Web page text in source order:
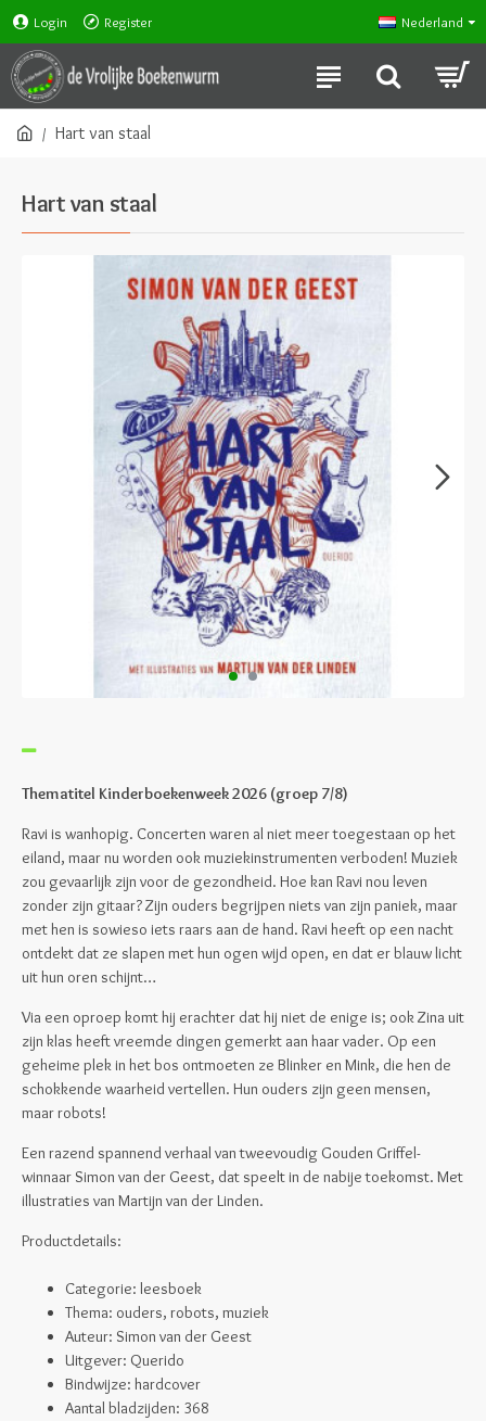
Login Register Nederland
Hart van staal
Hart van staal
Thematitel Kinderboekenweek 2026 (groep 7/8)
Ravi is wanhopig. Concerten waren al niet meer toegestaan op het
eiland, maar nu worden ook muziekinstrumenten verboden! Muziek
zou gevaarlijk zijn voor de gezondheid. Hoe kan Ravi nou leven
zonder zijn gitaar? Zijn ouders begrijpen niets van zijn paniek, maar
met hen is sowieso iets raars aan de hand. Ravi heeft op een nacht
ontdekt dat ze slapen met hun ogen wijd open, en dat er blauw licht
uit hun oren schijnt…
Via een oproep komt hij erachter dat hij niet de enige is; ook Zina uit
zijn klas heeft vreemde dingen gemerkt aan haar vader. Op een
geheime plek in het bos ontmoeten ze Blinker en Mink, die hen de
schokkende waarheid vertellen. Hun ouders zijn geen mensen,
maar robots!
Een razend spannend verhaal van tweevoudig Gouden Griffel-
winnaar Simon van der Geest, dat speelt in de nabije toekomst. Met
illustraties van Martijn van der Linden.
Productdetails:
Categorie: leesboek
Thema: ouders, robots, muziek
Auteur: Simon van der Geest
Uitgever: Querido
Bindwijze: hardcover
Aantal bladzijden: 368